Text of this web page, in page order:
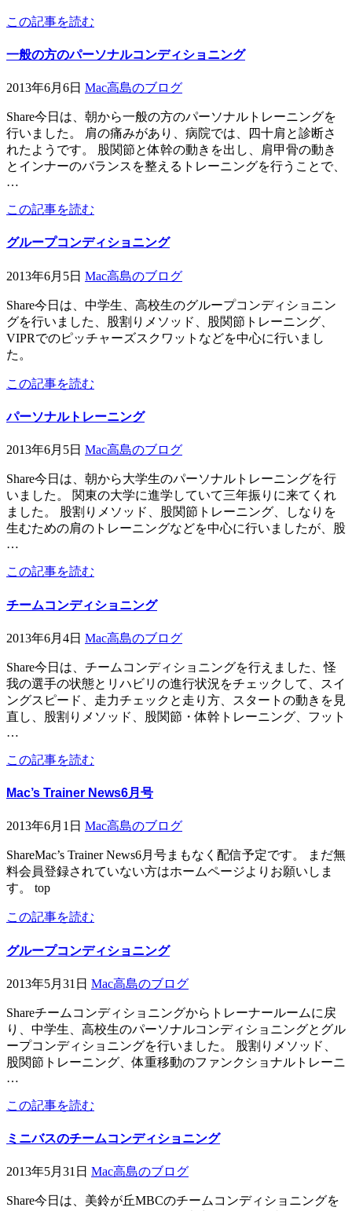
この記事を読む
一般の方のパーソナルコンディショニング
2013年6月6日 Mac高島のブログ
Share今日は、朝から一般の方のパーソナルトレーニングを
行いました。 肩の痛みがあり、病院では、四十肩と診断さ
れたようです。 股関節と体幹の動きを出し、肩甲骨の動き
とインナーのバランスを整えるトレーニングを行うことで、
…
この記事を読む
グループコンディショニング
2013年6月5日 Mac高島のブログ
Share今日は、中学生、高校生のグループコンディショニン
グを行いました、股割りメソッド、股関節トレーニング、
VIPRでのピッチャーズスクワットなどを中心に行いまし
た。
この記事を読む
パーソナルトレーニング
2013年6月5日 Mac高島のブログ
Share今日は、朝から大学生のパーソナルトレーニングを行
いました。 関東の大学に進学していて三年振りに来てくれ
ました。 股割りメソッド、股関節トレーニング、しなりを
生むための肩のトレーニングなどを中心に行いましたが、股
…
この記事を読む
チームコンディショニング
2013年6月4日 Mac高島のブログ
Share今日は、チームコンディショニングを行えました、怪
我の選手の状態とリハビリの進行状況をチェックして、スイ
ングスピード、走力チェックと走り方、スタートの動きを見
直し、股割りメソッド、股関節・体幹トレーニング、フット
…
この記事を読む
Mac’s Trainer News6月号
2013年6月1日 Mac高島のブログ
ShareMac’s Trainer News6月号まもなく配信予定です。 まだ無
料会員登録されていない方はホームページよりお願いしま
す。 top
この記事を読む
グループコンディショニング
2013年5月31日 Mac高島のブログ
Shareチームコンディショニングからトレーナールームに戻
り、中学生、高校生のパーソナルコンディショニングとグル
ープコンディショニングを行いました。 股割りメソッド、
股関節トレーニング、体重移動のファンクショナルトレーニ
…
この記事を読む
ミニバスのチームコンディショニング
2013年5月31日 Mac高島のブログ
Share今日は、美鈴が丘MBCのチームコンディショニングを